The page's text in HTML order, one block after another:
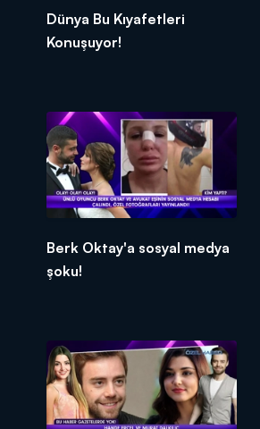
Dünya Bu Kıyafetleri
Konuşuyor!
Berk Oktay'a sosyal medya
şoku!